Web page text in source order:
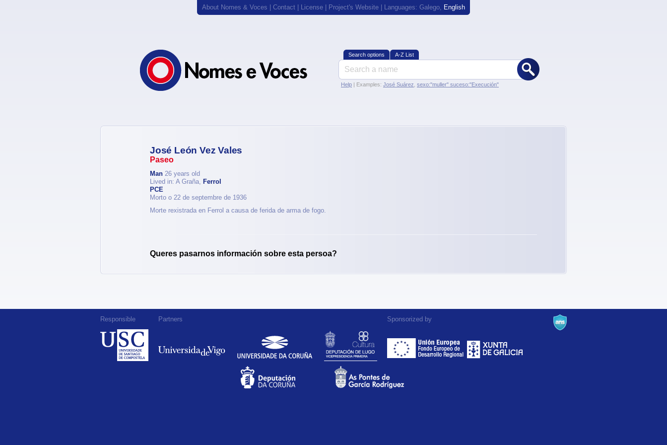
About Nomes & Voces Contact License Project's Website | Languages: Galego, English
Search options A-Z List
Help | Examples: José Suárez sexo:"muller" suceso:"Execución"
José León Vez Vales
Paseo
Man 26 years old
Lived in: A Graña, Ferrol
PCE
Morto o 22 de septembre de 1936
Morte rexistrada en Ferrol a causa de ferida de arma de fogo.
Queres pasarnos información sobre esta persoa?
Responsible Partners Sponsorized by